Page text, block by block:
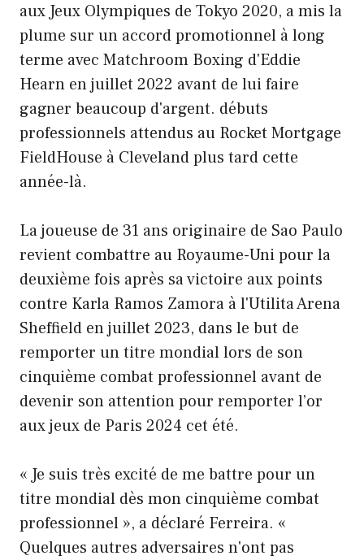
aux Jeux Olympiques de Tokyo 2020, a mis la
plume sur un accord promotionnel à long
terme avec Matchroom Boxing d'Eddie
Hearn en juillet 2022 avant de lui faire
gagner beaucoup d'argent. débuts
professionnels attendus au Rocket Mortgage
FieldHouse à Cleveland plus tard cette
année-là.
La joueuse de 31 ans originaire de Sao Paulo
revient combattre au Royaume-Uni pour la
deuxième fois après sa victoire aux points
contre Karla Ramos Zamora à l'Utilita Arena
Sheffield en juillet 2023, dans le but de
remporter un titre mondial lors de son
cinquième combat professionnel avant de
devenir son attention pour remporter l’or
aux jeux de Paris 2024 cet été.
« Je suis très excité de me battre pour un
titre mondial dès mon cinquième combat
professionnel », a déclaré Ferreira. «
Quelques autres adversaires n'ont pas